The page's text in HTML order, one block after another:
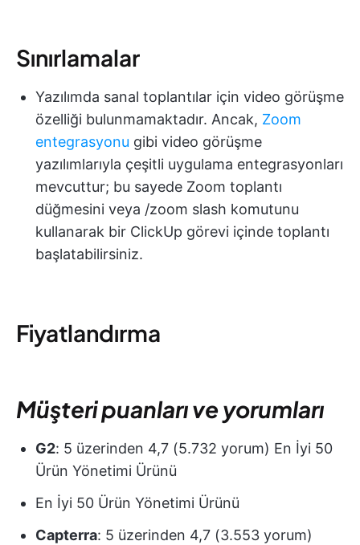
Sınırlamalar
Yazılımda sanal toplantılar için video görüşme
özelliği bulunmamaktadır. Ancak, Zoom
entegrasyonu gibi video görüşme
yazılımlarıyla çeşitli uygulama entegrasyonları
mevcuttur; bu sayede Zoom toplantı
düğmesini veya /zoom slash komutunu
kullanarak bir ClickUp görevi içinde toplantı
başlatabilirsiniz.
Fiyatlandırma
Müşteri puanları ve yorumları
G2: 5 üzerinden 4,7 (5.732 yorum) En İyi 50
Ürün Yönetimi Ürünü
En İyi 50 Ürün Yönetimi Ürünü
Capterra: 5 üzerinden 4,7 (3.553 yorum)